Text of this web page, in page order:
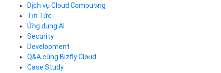
Dịch vụ Cloud Computing
Cloud Server
CDN
Load Balancer
Auto Scaling
Container Registry
Kubernetes
Tin Tức
Ứng dụng AI
Security
Development
Q&A cùng Bizfly Cloud
Q&A về Bizfly Cloud Server
Case Study